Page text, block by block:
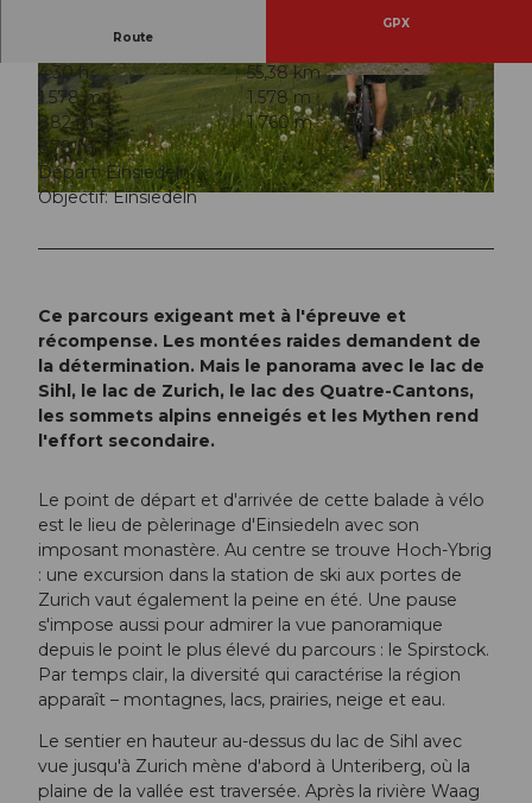
© Bikegenoss Zentralschweiz
© Petra Zoller, Bikegenoss Zentralschweiz © Petra Zoller, Bikegenoss Zentralschweiz
Route
GPX
4:30 h
55,38 km
1.578 m
1.578 m
882 m
1.760 m
878 m
Départ: Einsiedeln
Objectif: Einsiedeln
Ce parcours exigeant met à l'épreuve et
récompense. Les montées raides demandent de
la détermination. Mais le panorama avec le lac de
Sihl, le lac de Zurich, le lac des Quatre-Cantons,
les sommets alpins enneigés et les Mythen rend
l'effort secondaire.
Le point de départ et d'arrivée de cette balade à vélo
est le lieu de pèlerinage d'Einsiedeln avec son
imposant monastère. Au centre se trouve Hoch-Ybrig
: une excursion dans la station de ski aux portes de
Zurich vaut également la peine en été. Une pause
s'impose aussi pour admirer la vue panoramique
depuis le point le plus élevé du parcours : le Spirstock.
Par temps clair, la diversité qui caractérise la région
apparaît – montagnes, lacs, prairies, neige et eau.
Le sentier en hauteur au-dessus du lac de Sihl avec
vue jusqu'à Zurich mène d'abord à Unteriberg, où la
plaine de la vallée est traversée. Après la rivière Waag